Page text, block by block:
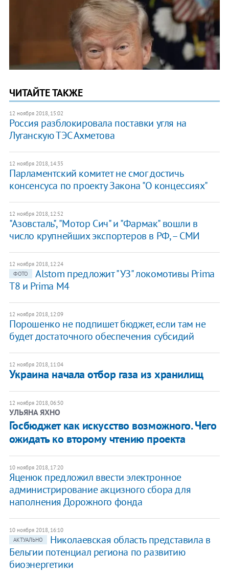
ЧИТАЙТЕ ТАКЖЕ
12 ноября 2018, 15:02
​Россия разблокировала поставки угля на
Луганскую ТЭС Ахметова
12 ноября 2018, 14:35
Парламентский комитет не смог достичь
консенсуса по проекту Закона "О концессиях"
12 ноября 2018, 12:52
"Азовсталь", "Мотор Сич" и "Фармак" вошли в
число крупнейших экспортеров в РФ, – СМИ
12 ноября 2018, 12:24
ФОТО
Alstom предложит "УЗ" локомотивы Prima
T8 и Prima M4
12 ноября 2018, 12:09
Порошенко не подпишет бюджет, если там не
будет достаточного обеспечения субсидий
12 ноября 2018, 11:04
Украина начала отбор газа из хранилищ
12 ноября 2018, 06:50
УЛЬЯНА ЯХНО
Госбюджет как искусство возможного. Чего
ожидать ко второму чтению проекта
10 ноября 2018, 17:20
​Яценюк предложил ввести электронное
администрирование акцизного сбора для
наполнения Дорожного фонда
10 ноября 2018, 16:10
АКТУАЛЬНО
Николаевская область представила в
Бельгии потенциал региона по развитию
биоэнергетики